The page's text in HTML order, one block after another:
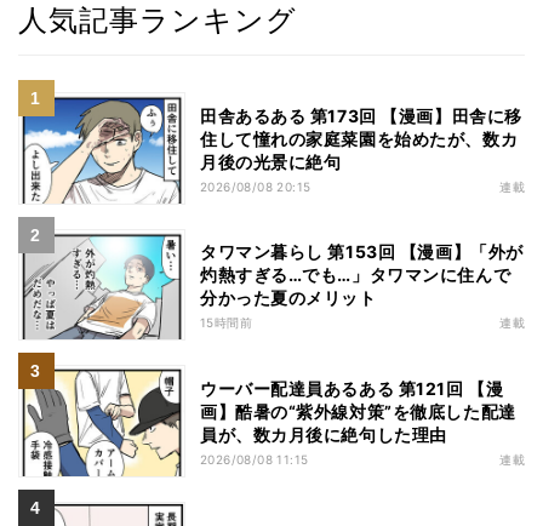
人気記事ランキング
田舎あるある 第173回 【漫画】田舎に移
住して憧れの家庭菜園を始めたが、数カ
月後の光景に絶句
2026/08/08 20:15 連載
タワマン暮らし 第153回 【漫画】「外が
灼熱すぎる…でも…」タワマンに住んで
分かった夏のメリット
15時間前 連載
ウーバー配達員あるある 第121回 【漫
画】酷暑の“紫外線対策”を徹底した配達
員が、数カ月後に絶句した理由
2026/08/08 11:15 連載